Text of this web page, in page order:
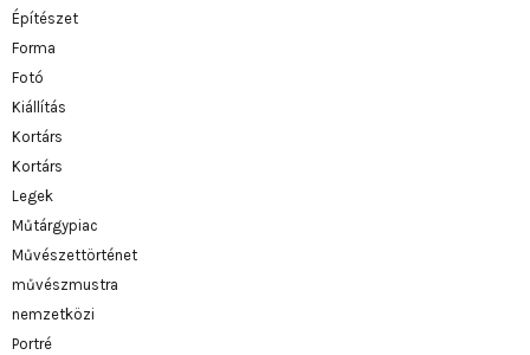
Építészet
Forma
Fotó
Kiállítás
Kortárs
Kortárs
Legek
Műtárgypiac
Művészettörténet
művészmustra
nemzetközi
Portré